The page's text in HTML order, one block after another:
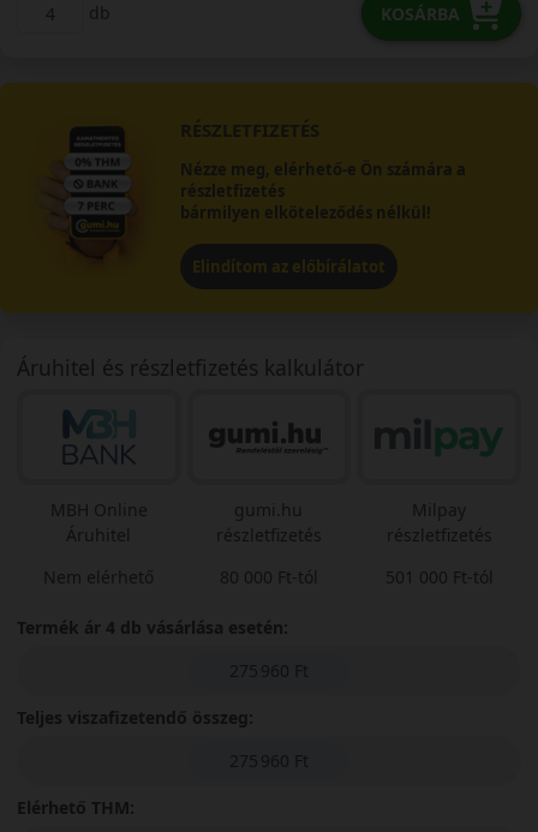
db KOSÁRBA
RÉSZLETFIZETÉS
Nézze meg, elérhető-e Ön számára a
részletfizetés
bármilyen elköteleződés nélkül!
Elindítom az előbírálatot
Áruhitel és részletfizetés kalkulátor
MBH Online
Áruhitel
Nem elérhető
gumi.hu
részletfizetés
80 000 Ft-tól
Milpay
részletfizetés
501 000 Ft-tól
Termék ár 4 db vásárlása esetén:
275 960 Ft
Teljes viszafizetendő összeg:
275 960 Ft
Elérhető THM: